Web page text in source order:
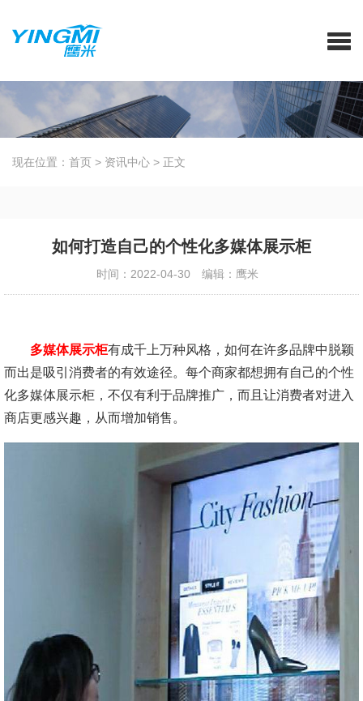
现在位置： 首页 > 资讯中心 > 正文
如何打造自己的个性化多媒体展示柜
时间：2022-04-30 编辑：鹰米
多媒体展示柜有成千上万种风格，如何在许多品牌中脱颖
而出是吸引消费者的有效途径。每个商家都想拥有自己的个性
化多媒体展示柜，不仅有利于品牌推广，而且让消费者对进入
商店更感兴趣，从而增加销售。